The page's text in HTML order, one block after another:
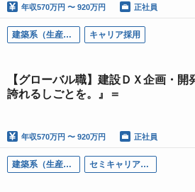
年収570万円 〜 920万円 正社員
建築系（生産技術） キャリア採用
【グローバル職】建設ＤＸ企画・開
誇れるしごとを。』＝
年収570万円 〜 920万円 正社員
建築系（生産技術） セミキャリア採用